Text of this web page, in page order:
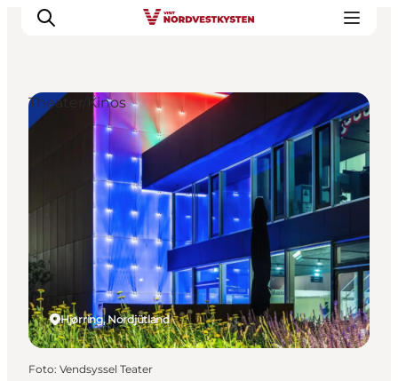
Urlaubsorte
Inspiration
Events
Unterkunft
Mach deine Urlaubsplanung
Hjørring, Nordjütland
Theater/Kinos
Foto: Vendsyssel Teater